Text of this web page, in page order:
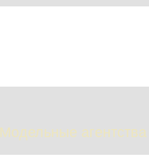
Модельные агентства